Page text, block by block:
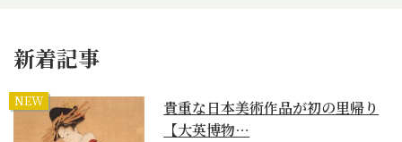
新着記事
NEW
貴重な日本美術作品が初の里帰り
【大英博物…